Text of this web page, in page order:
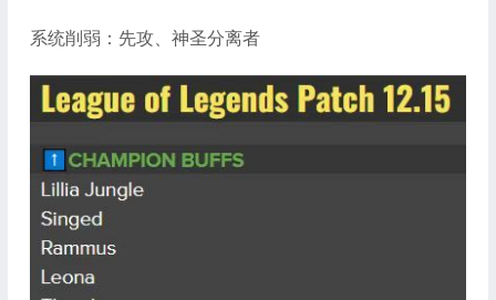
系统削弱：先攻、神圣分离者